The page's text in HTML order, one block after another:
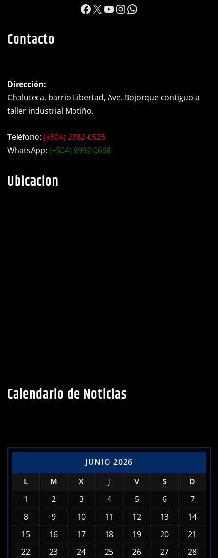
https://
X YouTube
Instagram
WhatsApp
Contacto
Dirección:
Choluteca, barrio Libertad, Ave. Bojorque contiguo a
taller industrial Motiño.
Teléfono: (+504) 2782-0525
WhatsApp: (+504) 8992-0698
Ubicacion
Calendario de Noticias
JUNIO 2026
L
M X J V S
D
1
2 3 4 5 6
7
8
9 10 11 12 13
14
15
16 17 18 19 20
21
22
23 24 25 26 27 28